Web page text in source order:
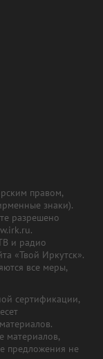
правом,
знаки).
разрешено
и радио
«Твой Иркутск».
все меры,
сертификации,
материалов,
предложения не